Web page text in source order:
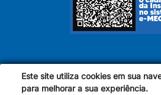
Copyright 2024 | Uningá - Centro
Este site utiliza cookies em sua
para melhorar a sua experiência.